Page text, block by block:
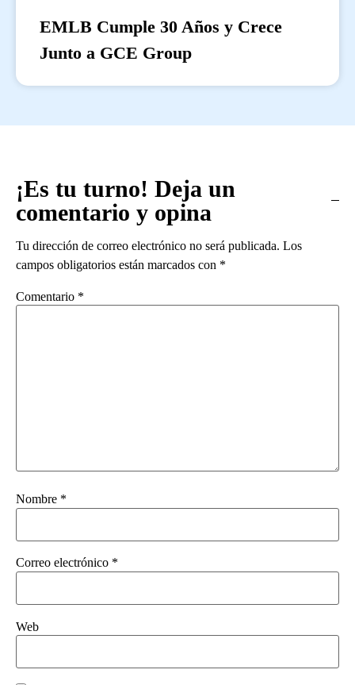
EMLB Cumple 30 Años y Crece
Junto a GCE Group
¡Es tu turno! Deja un
comentario y opina
Tu dirección de correo electrónico no será publicada. Los
campos obligatorios están marcados con *
Comentario *
Nombre *
Correo electrónico *
Web